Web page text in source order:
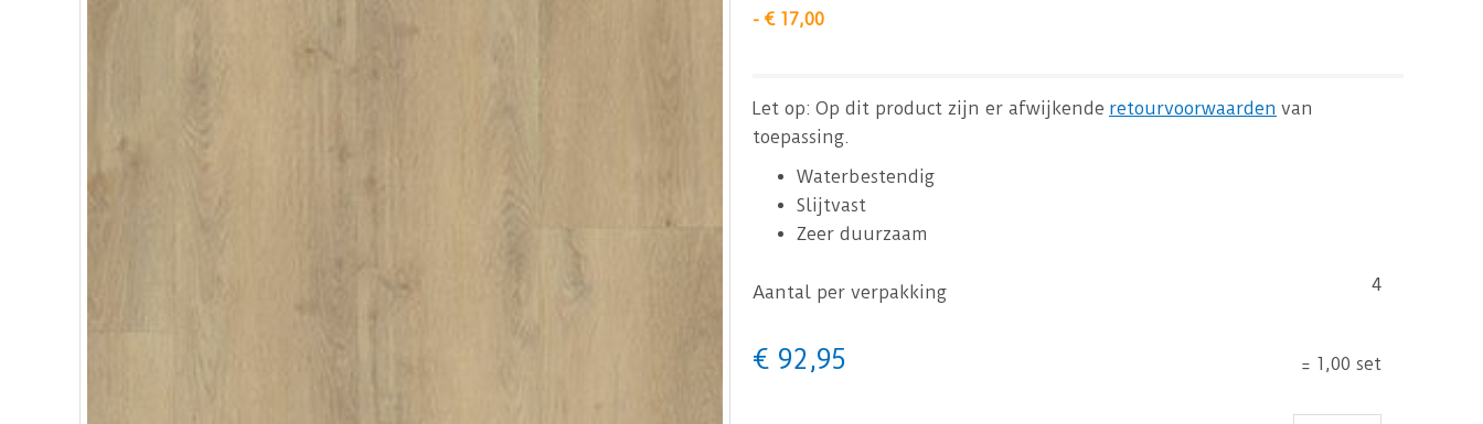
- € 17,00
Let op: Op dit product zijn er afwijkende retourvoorwaarden van
toepassing.
Waterbestendig
Slijtvast
Zeer duurzaam
Aantal per verpakking 4
€ 92,95 = 1,00 set